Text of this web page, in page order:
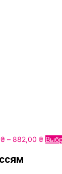
₴ – 882,00 ₴ Price